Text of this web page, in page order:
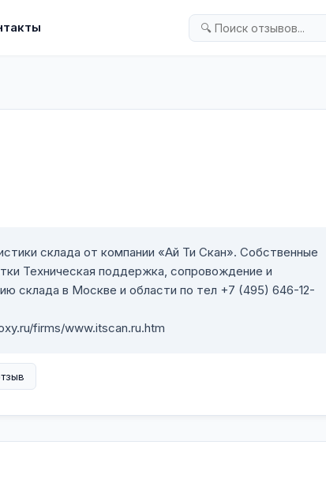
склада от компании «Ай Ти Скан». Собственные
Техническая поддержка, сопровождение и
склада в Москве и области по тел +7 (495) 646-12-
firms/www.itscan.ru.htm